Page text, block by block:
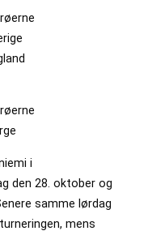
i
den 28. oktober og
samme lørdag
mens